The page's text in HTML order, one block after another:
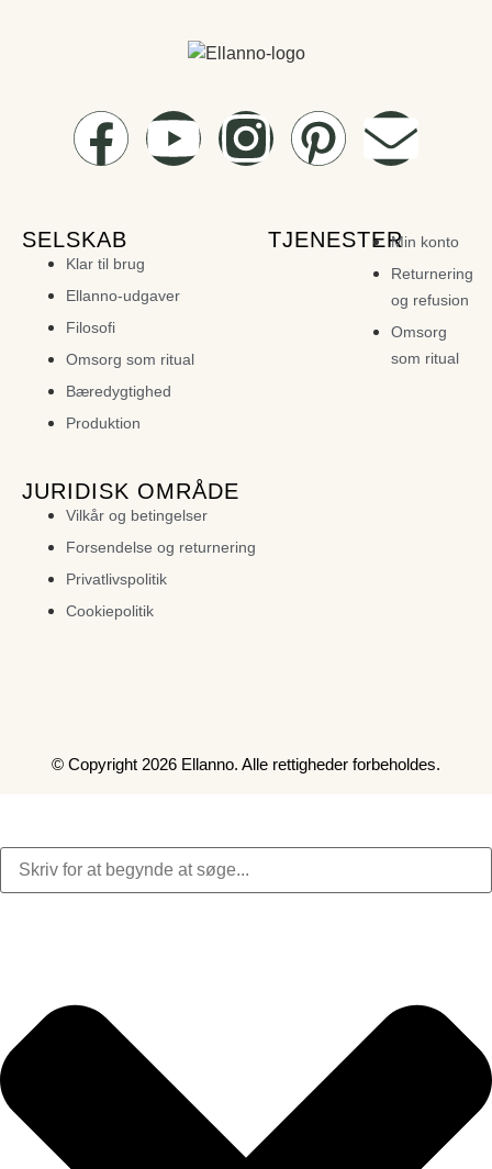
SELSKAB
Klar til brug
Ellanno-udgaver
Filosofi
Omsorg som ritual
Bæredygtighed
Produktion
TJENESTERMin konto
Returnering
og refusion
Omsorg
som ritual
JURIDISK OMRÅDE
Vilkår og betingelser
Forsendelse og returnering
Privatlivspolitik
Cookiepolitik
© Copyright 2026 Ellanno. Alle rettigheder forbeholdes.